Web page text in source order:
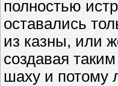
полностью
оставались
из казны, или
создавая
шаху и потому